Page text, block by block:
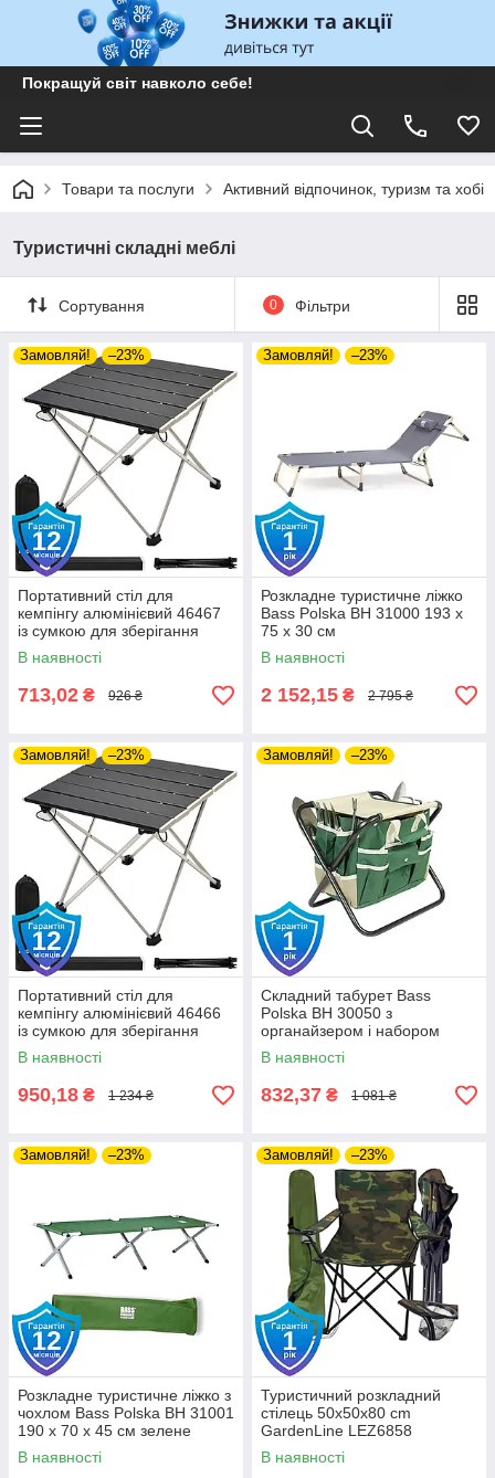
Покращуй світ навколо себе!
Товари та послуги Активний відпочинок, туризм та хобі
Туристичні складні меблі
Сортування 0 Фільтри
Замовляй! –23%
Портативний стіл для
кемпінгу алюмінієвий 46467
із сумкою для зберігання
29*40*35
В наявності
713,02 ₴ 926 ₴
Замовляй! –23%
Розкладне туристичне ліжко
Bass Polska BH 31000 193 х
75 х 30 см
В наявності
2 152,15 ₴ 2 795 ₴
Замовляй! –23%
Портативний стіл для
кемпінгу алюмінієвий 46466
із сумкою для зберігання
40,5*56*40
В наявності
950,18 ₴ 1 234 ₴
Замовляй! –23%
Складний табурет Bass
Polska BH 30050 з
органайзером і набором
садових інструментів
В наявності
832,37 ₴ 1 081 ₴
Замовляй! –23%
Розкладне туристичне ліжко з
чохлом Bass Polska BH 31001
190 х 70 х 45 см зелене
В наявності
Замовляй! –23%
Туристичний розкладний
стілець 50x50x80 cm
GardenLine LEZ6858
камуфляж
В наявності